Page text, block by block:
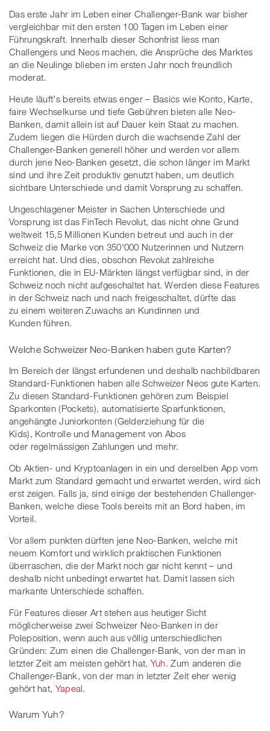
Das erste Jahr im Leben einer Challenger-Bank war bisher
vergleichbar mit den ersten 100 Tagen im Leben einer
Führungskraft. Innerhalb dieser Schonfrist liess man
Challengers und Neos machen, die Ansprüche des Marktes
an die Neulinge blieben im ersten Jahr noch freundlich
moderat.
Heute läuft's bereits etwas enger – Basics wie Konto, Karte,
faire Wechselkurse und tiefe Gebühren bieten alle Neo-
Banken, damit allein ist auf Dauer kein Staat zu machen.
Zudem liegen die Hürden durch die wachsende Zahl der
Challenger-Banken generell höher und werden vor allem
durch jene Neo-Banken gesetzt, die schon länger im Markt
sind und ihre Zeit produktiv genutzt haben, um deutlich
sichtbare Unterschiede und damit Vorsprung zu schaffen.
Ungeschlagener Meister in Sachen Unterschiede und
Vorsprung ist das FinTech Revolut, das nicht ohne Grund
weltweit 15,5 Millionen Kunden betreut und auch in der
Schweiz die Marke von 350'000 Nutzerinnen und Nutzern
erreicht hat. Und dies, obschon Revolut zahlreiche
Funktionen, die in EU-Märkten längst verfügbar sind, in der
Schweiz noch nicht aufgeschaltet hat. Werden diese Features
in der Schweiz nach und nach freigeschaltet, dürfte das
zu einem weiteren Zuwachs an Kundinnen und
Kunden führen.
Welche Schweizer Neo-Banken haben gute Karten?
Im Bereich der längst erfundenen und deshalb nachbildbaren
Standard-Funktionen haben alle Schweizer Neos gute Karten.
Zu diesen Standard-Funktionen gehören zum Beispiel
Sparkonten (Pockets), automatisierte Sparfunktionen,
angehängte Juniorkonten (Gelderziehung für die
Kids), Kontrolle und Management von Abos
oder regelmässigen Zahlungen und mehr.
Ob Aktien- und Kryptoanlagen in ein und derselben App vom
Markt zum Standard gemacht und erwartet werden, wird sich
erst zeigen. Falls ja, sind einige der bestehenden Challenger-
Banken, welche diese Tools bereits mit an Bord haben, im
Vorteil.
Vor allem punkten dürften jene Neo-Banken, welche mit
neuem Komfort und wirklich praktischen Funktionen
überraschen, die der Markt noch gar nicht kennt – und
deshalb nicht unbedingt erwartet hat. Damit lassen sich
markante Unterschiede schaffen.
Für Features dieser Art stehen aus heutiger Sicht
möglicherweise zwei Schweizer Neo-Banken in der
Poleposition, wenn auch aus völlig unterschiedlichen
Gründen: Zum einen die Challenger-Bank, von der man in
letzter Zeit am meisten gehört hat, Yuh. Zum anderen die
Challenger-Bank, von der man in letzter Zeit eher wenig
gehört hat, Yapeal.
Warum Yuh?